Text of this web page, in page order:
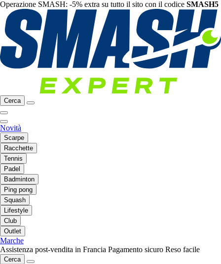
Operazione SMASH: -5% extra su tutto il sito con il codice SMASH5
Cerca
Novità
Scarpe
Racchette
Tennis
Padel
Badminton
Ping pong
Squash
Lifestyle
Club
Outlet
Marche
Assistenza post-vendita in Francia Pagamento sicuro Reso facile
Cerca